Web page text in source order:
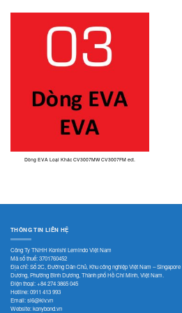
Dòng EVA Loại Khác CV3007MW CV3007FM ect.
THÔNG TIN LIÊN HỆ
Công Ty TNHH Konishi Lemindo Việt Nam
Mã số thuế: 3701760452
Địa chỉ: Số 2C, Đường Dân Chủ, Khu công nghiệp Việt Nam –
Dương, Phường Bình Dương, Thành phố Hồ Chí Minh, Việt Nam.
Điện thoại:+84 274 3865 045
Hotline:0911 413 993
Email:sl6@klv.vn
Website:konybond.vn